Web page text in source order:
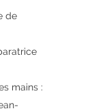
de
mains :